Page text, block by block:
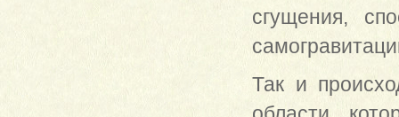
сгущения,
Так и